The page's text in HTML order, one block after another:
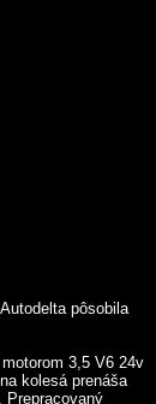
pôsobila
3,5 V6 24v
kolesá prenáša
Prepracovaný